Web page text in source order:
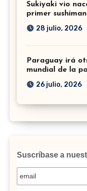
Sukiyaki vio
primer
28 julio, 2026
Paraguay irá
mundial de la
26 julio, 2026
Suscríbase a